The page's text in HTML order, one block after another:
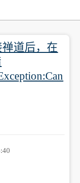
道后，在